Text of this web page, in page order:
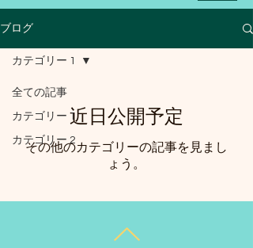
ブログ
全ての記事
カテゴリー 1
カテゴリー 2
カテゴリー 1
近日公開予定
その他のカテゴリーの記事を見まし
ょう。